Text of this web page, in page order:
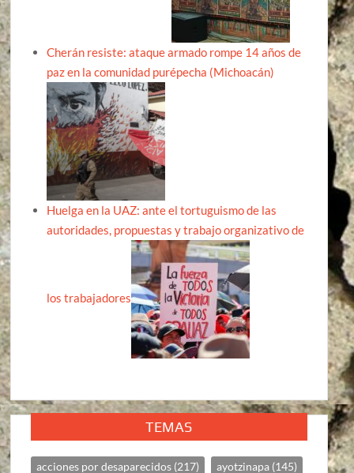
Cherán resiste: ataque armado rompe 14 años de
paz en la comunidad purépecha (Michoacán)
Huelga en la UAZ: ante el tortuguismo de las
autoridades, propuestas y trabajo organizativo de
los trabajadores
TEMAS
acciones por desaparecidos (217) ayotzinapa (145)